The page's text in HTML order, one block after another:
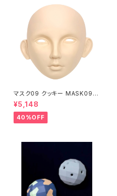
マスク09 クッキー MASK09
“COOKIE”
¥5,148
40%OFF